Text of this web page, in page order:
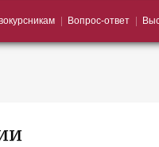
Вопрос-ответ